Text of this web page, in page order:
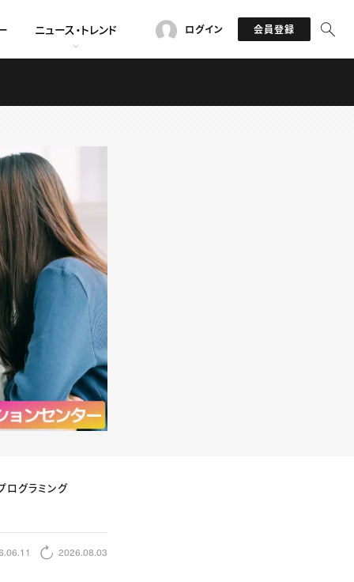
ニュース・トレンド ログイン 会員登録
ログラミング
2026.08.03